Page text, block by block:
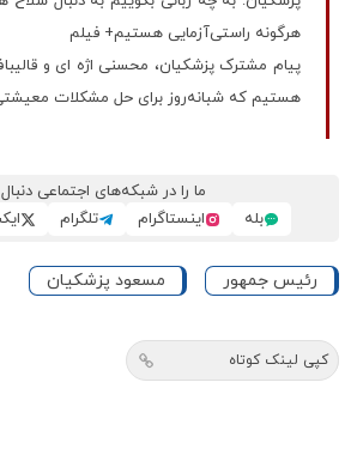
هرگونه راستی‌آزمایی هستیم+ فیلم
پیام مشترک پزشکیان، محسنی اژه ای و
هستیم که شبانه‌روز برای حل مشکلات
ما را در شبکه‌های اجتماعی
بله
اینستاگرام تلگرام
رئیس جمهور مسعود پزشکیان
کپی لینک کوتاه